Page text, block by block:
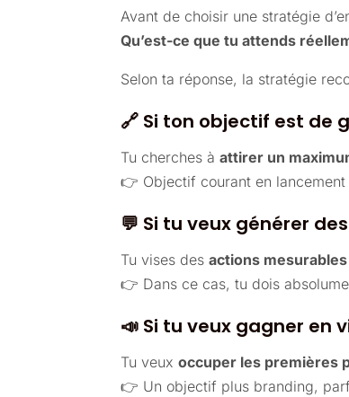
Avant de choisir une stratégie
Qu’est-ce que tu attends
Selon ta réponse, la stratégie
🔗 Si ton objectif est de
Tu cherches àattirer un
👉 Objectif courant en
💬 Si tu veux générer
Tu vises desactions mesurables
👉 Dans ce cas, tu dois
📣 Si tu veux gagner en
Tu veuxoccuper les premières
👉 Un objectif plus branding,